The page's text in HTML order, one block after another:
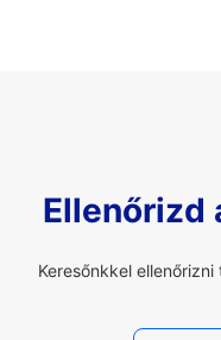
Ellenőrizd
Keresőnkkel